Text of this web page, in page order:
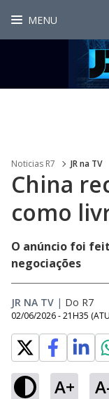
MENU
Noticias R7 JR na TV
China
como
O anúncio foi
negociações
JR NA TV | Do R7
02/06/2026 - 21H35
A+